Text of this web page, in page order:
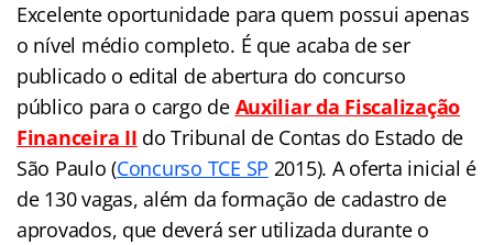
Excelente oportunidade para quem possui apenas
o nível médio completo. É que acaba de ser
publicado o edital de abertura do concurso
público para o cargo de Auxiliar da Fiscalização
Financeira II do Tribunal de Contas do Estado de
São Paulo (Concurso TCE SP 2015). A oferta inicial é
de 130 vagas, além da formação de cadastro de
aprovados, que deverá ser utilizada durante o